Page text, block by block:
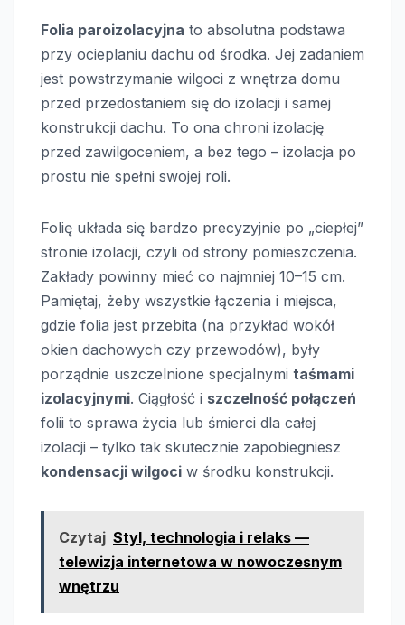
Folia paroizolacyjna to absolutna podstawa
przy ocieplaniu dachu od środka. Jej zadaniem
jest powstrzymanie wilgoci z wnętrza domu
przed przedostaniem się do izolacji i samej
konstrukcji dachu. To ona chroni izolację
przed zawilgoceniem, a bez tego – izolacja po
prostu nie spełni swojej roli.
Folię układa się bardzo precyzyjnie po „ciepłej”
stronie izolacji, czyli od strony pomieszczenia.
Zakłady powinny mieć co najmniej 10–15 cm.
Pamiętaj, żeby wszystkie łączenia i miejsca,
gdzie folia jest przebita (na przykład wokół
okien dachowych czy przewodów), były
porządnie uszczelnione specjalnymi taśmami
izolacyjnymi. Ciągłość i szczelność połączeń
folii to sprawa życia lub śmierci dla całej
izolacji – tylko tak skutecznie zapobiegniesz
kondensacji wilgoci w środku konstrukcji.
Czytaj Styl, technologia i relaks —
telewizja internetowa w nowoczesnym
wnętrzu